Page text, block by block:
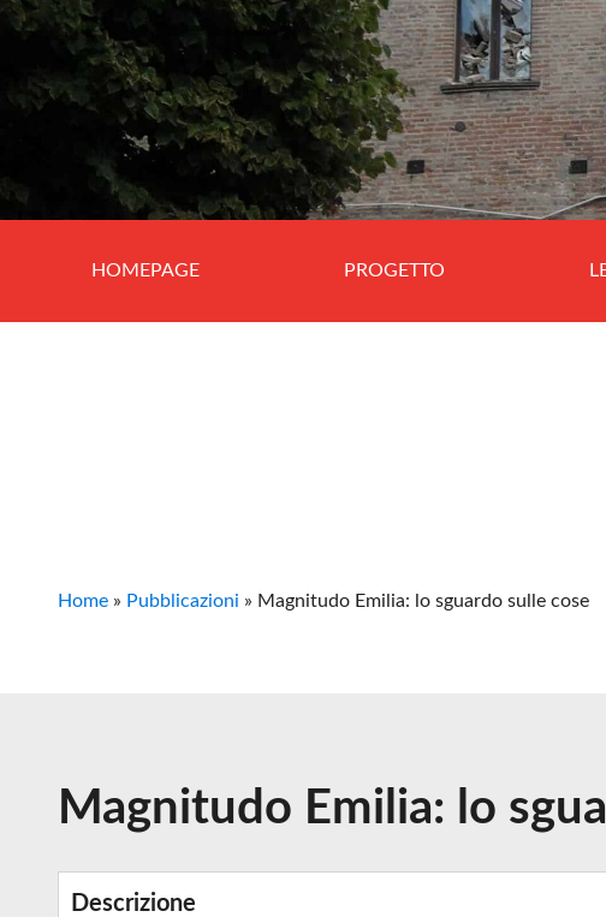
HOMEPAGE PROGETTO
Home » Pubblicazioni » Magnitudo Emilia: lo sguardo sulle cose
Magnitudo Emilia: lo
Descrizione